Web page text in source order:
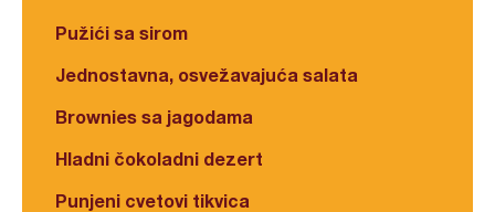
Pužići sa sirom
Jednostavna, osvežavajuća salata
Brownies sa jagodama
Hladni čokoladni dezert
Punjeni cvetovi tikvica